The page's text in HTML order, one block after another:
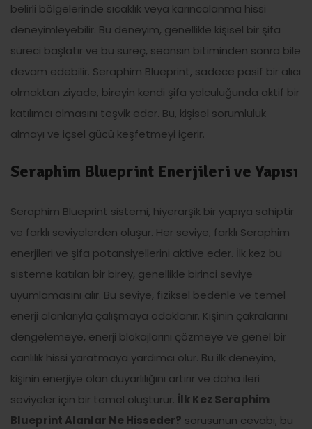
belirli bölgelerinde sıcaklık veya karıncalanma hissi
deneyimleyebilir. Bu deneyim, genellikle kişisel bir şifa
süreci başlatır ve bu süreç, seansın bitiminden sonra bile
devam edebilir. Seraphim Blueprint, sadece pasif bir alıcı
olmaktan ziyade, bireyin kendi şifa yolculuğunda aktif bir
katılımcı olmasını teşvik eder. Bu, kişisel sorumluluk
almayı ve içsel gücü keşfetmeyi içerir.
Seraphim Blueprint Enerjileri ve Yapısı
Seraphim Blueprint sistemi, hiyerarşik bir yapıya sahiptir
ve farklı seviyelerden oluşur. Her seviye, farklı Seraphim
enerjileri ve şifa potansiyellerini aktive eder. İlk kez bu
sisteme katılan bir birey, genellikle birinci seviye
uyumlamasını alır. Bu seviye, fiziksel bedenle ve temel
enerji alanlarıyla çalışmaya odaklanır. Kişinin çakralarını
dengelemeye, enerji blokajlarını çözmeye ve genel bir
canlılık hissi yaratmaya yardımcı olur. Bu ilk deneyim,
kişinin enerjiye olan duyarlılığını artırır ve daha ileri
seviyeler için bir temel oluşturur. İlk Kez Seraphim
Blueprint Alanlar Ne Hisseder? sorusunun cevabı, bu